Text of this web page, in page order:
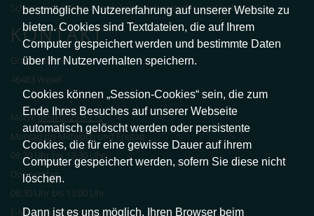
bestmögliche Nutzererfahrung auf unserer Website zu
bieten. Cookies sind Textdateien, die auf Ihrem
Computer gespeichert werden und bestimmte Daten
über Ihr Nutzerverhalten speichern.
Cookies können „Session-Cookies“ sein, die zum
Ende Ihres Besuches auf unserer Webseite
automatisch gelöscht werden oder persistente
Cookies, die für eine gewisse Dauer auf ihrem
Computer gespeichert werden, sofern Sie diese nicht
löschen.
Dann ist es uns möglich, Ihren Browser beim
Schwimmen lernen heisst: Ängste überwinden und loslassen!
KONTAKT
Grünstraße 97
46483 Wesel
Mobil:0159 0125 8 216
Montag bis Mittwoch und Freitag
08:30 Uhr bis 13:30 Uhr
Donnerstag
08:30 Uhr bis 13:00 Uhr
E-Mail: info@tigerhaie.de